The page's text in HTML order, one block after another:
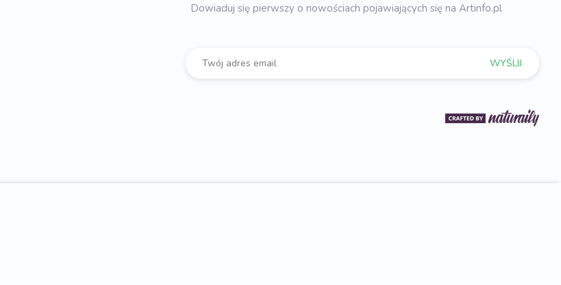
Dowiaduj się pierwszy o nowościach pojawiających się na Artinfo.pl
WYŚLIJ